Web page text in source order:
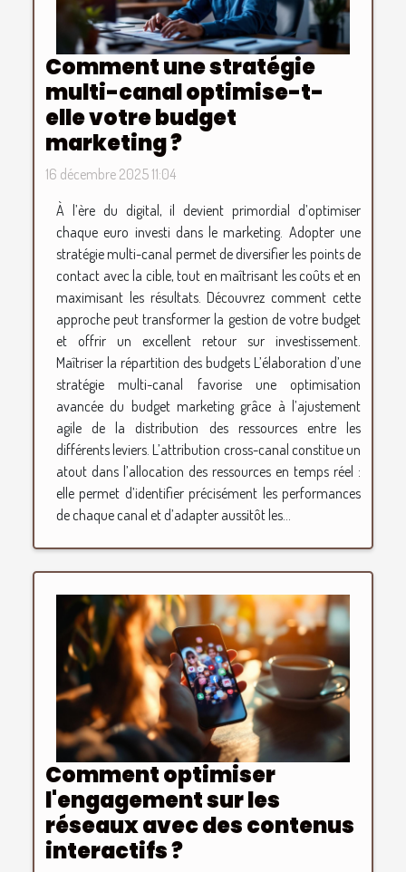
Comment une stratégie
multi-canal optimise-t-
elle votre budget
marketing ?
16 décembre 2025 11:04
À l’ère du digital, il devient primordial d’optimiser
chaque euro investi dans le marketing. Adopter une
stratégie multi-canal permet de diversifier les points de
contact avec la cible, tout en maîtrisant les coûts et en
maximisant les résultats. Découvrez comment cette
approche peut transformer la gestion de votre budget
et offrir un excellent retour sur investissement.
Maîtriser la répartition des budgets L’élaboration d’une
stratégie multi-canal favorise une optimisation
avancée du budget marketing grâce à l’ajustement
agile de la distribution des ressources entre les
différents leviers. L’attribution cross-canal constitue un
atout dans l’allocation des ressources en temps réel :
elle permet d’identifier précisément les performances
de chaque canal et d’adapter aussitôt les...
Comment optimiser
l'engagement sur les
réseaux avec des contenus
interactifs ?